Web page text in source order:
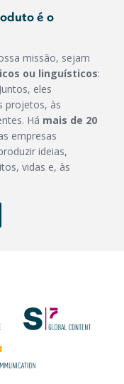
é o
missão, sejam
ou linguísticos:
eles
projetos, às
Há mais de 20
empresas
ideias,
vidas e, às